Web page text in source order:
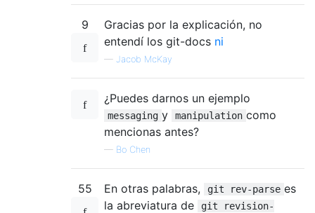
9
Gracias por la explicación, no
entendí los git-docs ni
— Jacob McKay
¿Puedes darnos un ejemplo
messaging y manipulation como
mencionas antes?
— Bo Chen
55 En otras palabras, git rev-parse es
la abreviatura de
git revision-